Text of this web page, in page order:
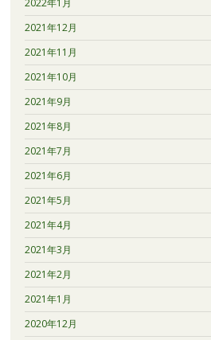
2021年12月
2021年11月
2021年10月
2021年9月
2021年8月
2021年7月
2021年6月
2021年5月
2021年4月
2021年3月
2021年2月
2021年1月
2020年12月